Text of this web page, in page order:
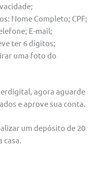
Nome Completo; CPF;
E-mail;
ter 6 dígitos;
uma foto do
agora aguarde
e aprove sua conta.
um depósito de 20
casa.